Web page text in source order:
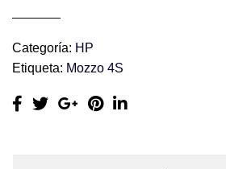
Categoría: HP
Etiqueta: Mozzo 4S